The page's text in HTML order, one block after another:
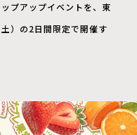
プアップイベントを、東
）の2日間限定で開催す